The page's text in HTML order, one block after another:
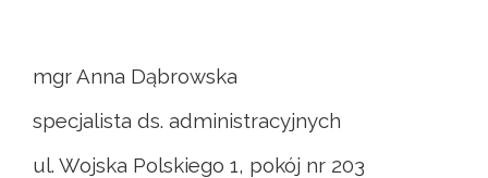
mgr Anna Dąbrowska
specjalista ds. administracyjnych
ul. Wojska Polskiego 1, pokój nr 203